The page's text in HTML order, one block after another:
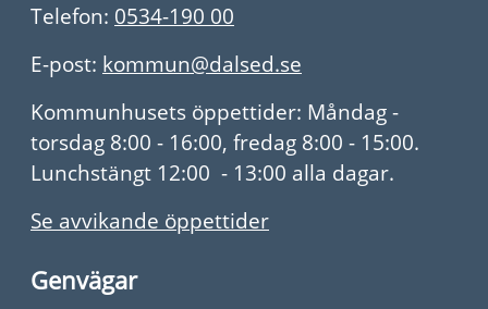
Telefon: 0534-190 00
E-post: kommun@dalsed.se
Kommunhusets öppettider: Måndag -
torsdag 8:00 - 16:00, fredag 8:00 - 15:00.
Lunchstängt 12:00 - 13:00 alla dagar.
Se avvikande öppettider
Genvägar